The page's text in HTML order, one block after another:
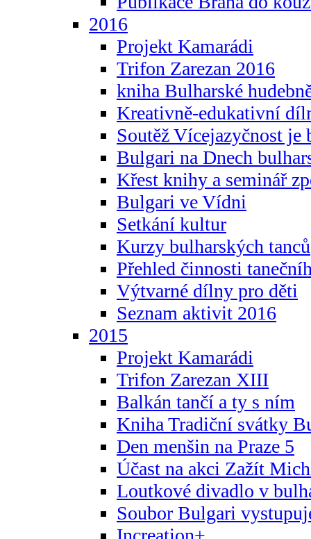
2016
Projekt Kamarádi
Trifon Zarezan 2016
kniha Bulharské
Kreativně-edukativní
Soutěž Vícejazyčnost je
Bulgari na Dnech
Křest knihy a seminář
Bulgari ve Vídni
Setkání kultur
Kurzy bulharských tanců
Přehled činnosti
Výtvarné dílny pro děti
Seznam aktivit 2016
2015
Projekt Kamarádi
Trifon Zarezan XIII
Balkán tančí a ty s ním
Kniha Tradiční svátky
Den menšin na Praze 5
Účast na akci Zažít
Loutkové divadlo v
Soubor Bulgari